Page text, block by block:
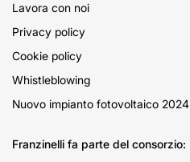
Lavora con noi
Privacy policy
Cookie policy
Whistleblowing
Nuovo impianto fotovoltaico 2024
Franzinelli fa parte del consorzio: